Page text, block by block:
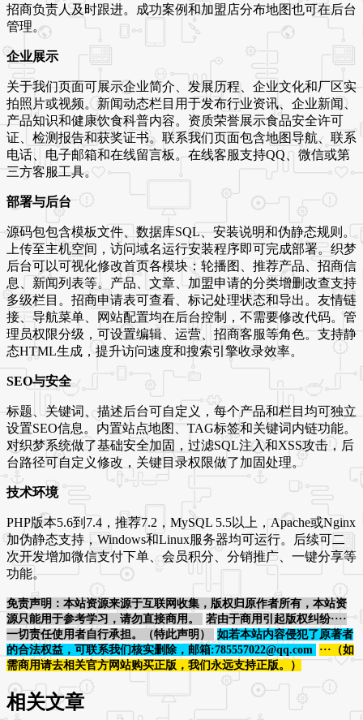
招商负责人及时跟进。成功案例和加盟店分布地图也可在后台
管理。
企业展示
关于我们页面可展示企业简介、发展历程、企业文化和厂区实
拍照片或视频。新闻动态栏目用于发布行业资讯、企业新闻、
产品知识和健康饮食科普内容。资质荣誉展示食品安全许可
证、检测报告和获奖证书。联系我们页面包含地图导航、联系
电话、电子邮箱和在线留言板。在线客服支持QQ、微信或第
三方客服工具。
部署与后台
源码包包含模板文件、数据库SQL、安装说明和伪静态规则。
上传至主机空间，访问域名运行安装程序即可完成部署。织梦
后台可以可视化修改首页各模块：轮播图、推荐产品、招商信
息、新闻列表等。产品、文章、加盟申请的分类增删改查支持
多级栏目。招商申请表可查看、标记处理状态和导出。友情链
接、导航菜单、网站配置均在后台控制，不需要修改代码。管
理员权限分级，可设置编辑、运营、招商客服等角色。支持静
态HTML生成，提升访问速度和搜索引擎收录效率。
SEO与安全
标题、关键词、描述后台可自定义，每个产品和栏目均可独立
设置SEO信息。内置站点地图、TAG标签和关键词内链功能。
对织梦系统做了基础安全加固，过滤SQL注入和XSS攻击，后
台路径可自定义修改，关键目录权限做了加固处理。
技术环境
PHP版本5.6到7.4，推荐7.2，MySQL 5.5以上，Apache或Nginx
加伪静态支持，Windows和Linux服务器均可运行。后续可二
次开发增加微信支付下单、会员积分、分销推广、一键分享等
功能。
免责声明：本站资源来源于互联网收集，版权归原作者所有，本站资
源只能用于参考学习，请勿直接商用。
若由于商用引起版权纠纷····
一切责任使用者自行承担。（特此声明）
如若本站内容侵犯了原著者
的合法权益，可联系我们核实删除，邮箱:785557022@qq.com
···（如
需商用请去相关官方网站购买正版，我们永远支持正版。）
相关文章